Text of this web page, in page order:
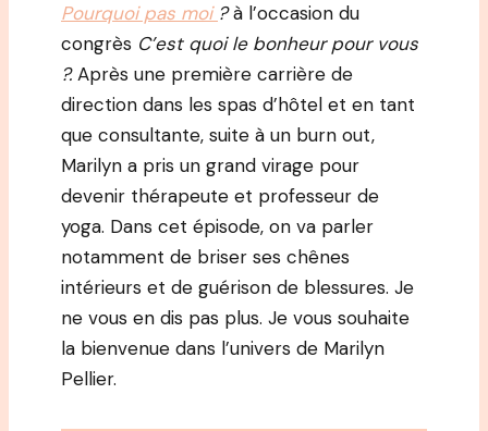
Pourquoi pas moi ?à l’occasion du
congrès C’est quoi le bonheur pour vous
?.Après une première carrière de
direction dans les spas d’hôtel et en tant
que consultante, suite à un burn out,
Marilyn a pris un grand virage pour
devenir thérapeute et professeur de
yoga. Dans cet épisode, on va parler
notamment de briser ses chênes
intérieurs et de guérison de blessures. Je
ne vous en dis pas plus. Je vous souhaite
la bienvenue dans l’univers de Marilyn
Pellier.